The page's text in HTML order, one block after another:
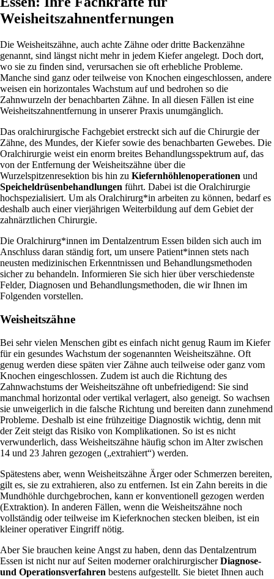
Weisheitszahnentfernungen
Die Weisheitszähne, auch achte Zähne oder dritte Backenzähne
genannt, sind längst nicht mehr in jedem Kiefer angelegt. Doch dort,
wo sie zu finden sind, verursachen sie oft erhebliche Probleme.
Manche sind ganz oder teilweise von Knochen eingeschlossen, andere
weisen ein horizontales Wachstum auf und bedrohen so die
Zahnwurzeln der benachbarten Zähne. In all diesen Fällen ist eine
Weisheitszahnentfernung in unserer Praxis unumgänglich.
Das oralchirurgische Fachgebiet erstreckt sich auf die Chirurgie der
Zähne, des Mundes, der Kiefer sowie des benachbarten Gewebes. Die
Oralchirurgie weist ein enorm breites Behandlungsspektrum auf, das
von der Entfernung der Weisheitszähne über die
Wurzelspitzenresektion bis hin zu Kiefernhöhlenoperationen und
Speicheldrüsenbehandlungen führt. Dabei ist die Oralchirurgie
hochspezialisiert. Um als Oralchirurg*in arbeiten zu können, bedarf es
deshalb auch einer vierjährigen Weiterbildung auf dem Gebiet der
zahnärztlichen Chirurgie.
Die Oralchirurg*innen im Dentalzentrum Essen bilden sich auch im
Anschluss daran ständig fort, um unsere Patient*innen stets nach
neusten medizinischen Erkenntnissen und Behandlungsmethoden
sicher zu behandeln. Informieren Sie sich hier über verschiedenste
Felder, Diagnosen und Behandlungsmethoden, die wir Ihnen im
Folgenden vorstellen.
Weisheitszähne
Bei sehr vielen Menschen gibt es einfach nicht genug Raum im Kiefer
für ein gesundes Wachstum der sogenannten Weisheitszähne. Oft
genug werden diese späten vier Zähne auch teilweise oder ganz vom
Knochen eingeschlossen. Zudem ist auch die Richtung des
Zahnwachstums der Weisheitszähne oft unbefriedigend: Sie sind
manchmal horizontal oder vertikal verlagert, also geneigt. So wachsen
sie unweigerlich in die falsche Richtung und bereiten dann zunehmend
Probleme. Deshalb ist eine frühzeitige Diagnostik wichtig, denn mit
der Zeit steigt das Risiko von Komplikationen. So ist es nicht
verwunderlich, dass Weisheitszähne häufig schon im Alter zwischen
14 und 23 Jahren gezogen („extrahiert“) werden.
Spätestens aber, wenn Weisheitszähne Ärger oder Schmerzen bereiten,
gilt es, sie zu extrahieren, also zu entfernen. Ist ein Zahn bereits in die
Mundhöhle durchgebrochen, kann er konventionell gezogen werden
(Extraktion). In anderen Fällen, wenn die Weisheitszähne noch
vollständig oder teilweise im Kieferknochen stecken bleiben, ist ein
kleiner operativer Eingriff nötig.
Aber Sie brauchen keine Angst zu haben, denn das Dentalzentrum
Essen ist nicht nur auf Seiten moderner oralchirurgischerDiagnose-
und Operationsverfahren bestens aufgestellt. Sie bietet Ihnen auch